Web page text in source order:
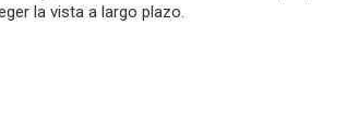
la vista a largo plazo.